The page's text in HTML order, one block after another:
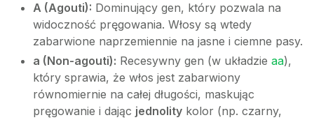
A (Agouti): Dominujący gen, który pozwala na
widoczność pręgowania. Włosy są wtedy
zabarwione naprzemiennie na jasne i ciemne pasy.
a (Non-agouti): Recesywny gen (w układzie aa),
który sprawia, że włos jest zabarwiony
równomiernie na całej długości, maskując
pręgowanie i dając jednolity kolor (np. czarny,